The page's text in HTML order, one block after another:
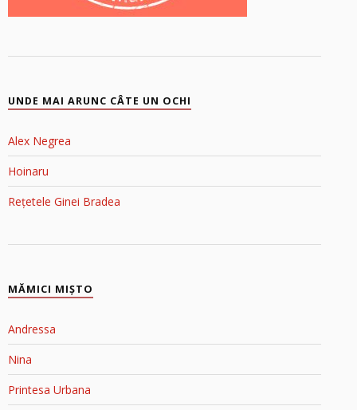
UNDE MAI ARUNC CÂTE UN OCHI
Alex Negrea
Hoinaru
Rețetele Ginei Bradea
MĂMICI MIŞTO
Andressa
Nina
Printesa Urbana